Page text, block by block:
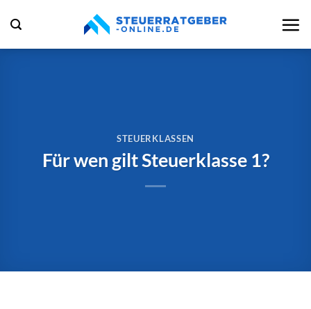
Inhalt
springen
STEUERKLASSEN
Für wen gilt Steuerklasse 1?